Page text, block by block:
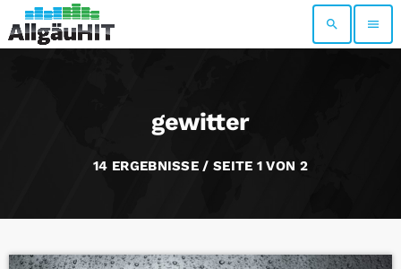
search menu
gewitter
14 ERGEBNISSE / SEITE 1 VON 2